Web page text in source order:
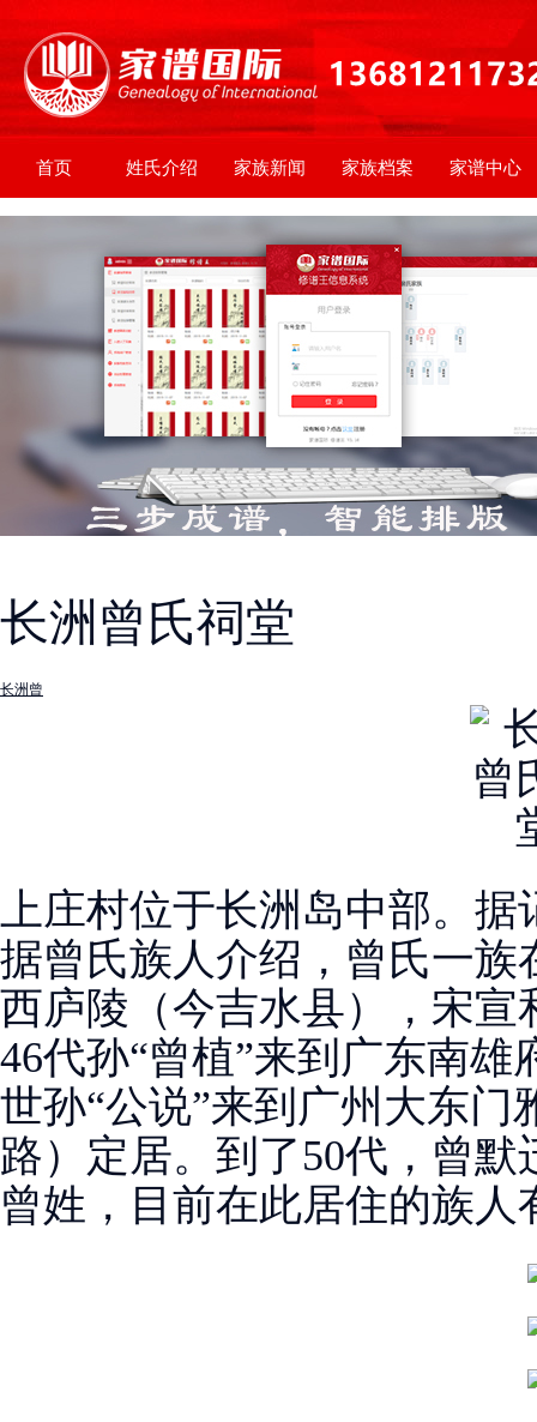
首页 姓氏介绍 家族新闻 家族档案 家谱中心
长洲曾氏祠堂
长洲曾
上庄村位于长洲岛中部。
据曾氏族人介绍，曾氏一
西庐陵（今吉水县），宋
46代孙“曾植”来到广东南
世孙“公说”来到广州大东
路）定居。到了50代，曾
曾姓，目前在此居住的族人